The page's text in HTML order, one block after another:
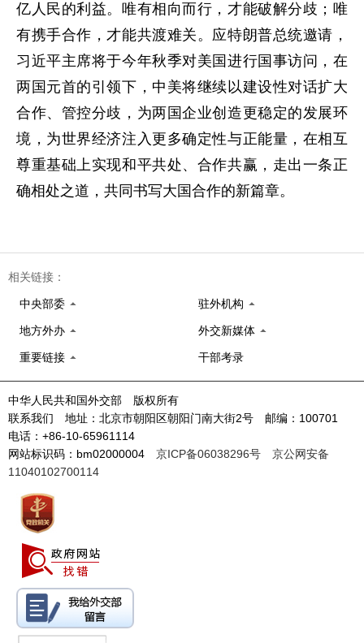
亿人民的利益。唯有相向而行，才能破解分歧；唯
有携手合作，才能共渡难关。应特朗普总统邀请，
习近平主席将于今年秋季对美国进行国事访问，在
两国元首的引领下，中美将继续以建设性对话扩大
合作、管控分歧，为两国企业创造更稳定的发展环
境，为世界经济注入更多确定性与正能量，在相互
尊重基础上实现和平共处、合作共赢，走出一条正
确相处之道，共同书写大国合作的新篇章。
相关链接：
中央部委 驻外机构
地方外办 外交新媒体
重要链接 干部考录
中华人民共和国外交部 版权所有
联系我们 地址：北京市朝阳区朝阳门南大街2号 邮编：100701
电话：+86-10-65961114
网站标识码：bm02000004 京ICP备06038296号
京公网安备
11040102700114